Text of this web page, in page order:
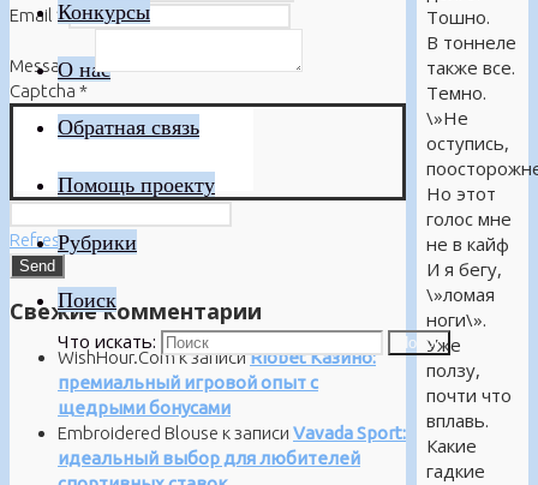
Конкурсы
О нас
Обратная связь
Помощь проекту
Рубрики
Поиск
Что искать: Поиск
Тошно.
В тоннеле
также все.
Темно.
\»Не
оступись,
Но этот
голос мне
не в кайф
И я бегу,
\»ломая
ноги\».
Уже
ползу,
почти что
вплавь.
Какие
гадкие
Email *
Message*
Captcha *
Refresh
Свежие комментарии
WishHour.Comк записиRiobet Казино:
премиальный игровой опыт с
щедрыми бонусами
Embroidered Blouse к записи Vavada Sport:
идеальный выбор для любителей